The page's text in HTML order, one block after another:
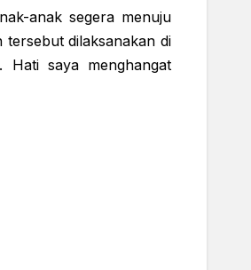
anak segera menuju
tersebut dilaksanakan di
Hati saya menghangat